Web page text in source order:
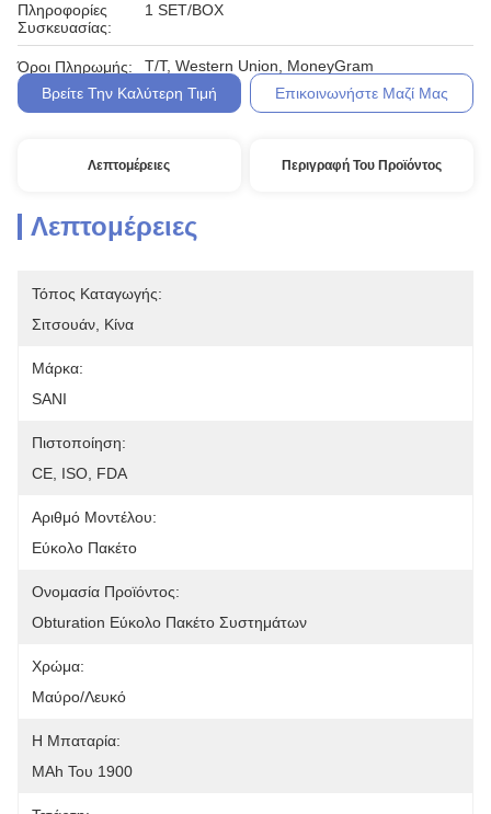
Πληροφορίες
Συσκευασίας:
1 SET/BOX
Όροι Πληρωμής:
T/T, Western Union, MoneyGram
Βρείτε Την Καλύτερη Τιμή
Επικοινωνήστε Μαζί Μας
Λεπτομέρειες Περιγραφή Του Προϊόντος
Λεπτομέρειες
Τόπος Καταγωγής:
Σιτσουάν, Κίνα
Μάρκα:
SANI
Πιστοποίηση:
CE, ISO, FDA
Αριθμό Μοντέλου:
Εύκολο Πακέτο
Ονομασία Προϊόντος:
Obturation Εύκολο Πακέτο Συστημάτων
Χρώμα:
Μαύρο/λευκό
Η Μπαταρία:
MAh Του 1900